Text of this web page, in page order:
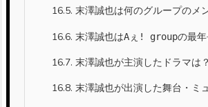
16.5. 末澤誠也は何のグループのメ
16.6. 末澤誠也はAぇ! groupの最年
16.7. 末澤誠也が主演したドラマは？
16.8. 末澤誠也が出演した舞台・ミ